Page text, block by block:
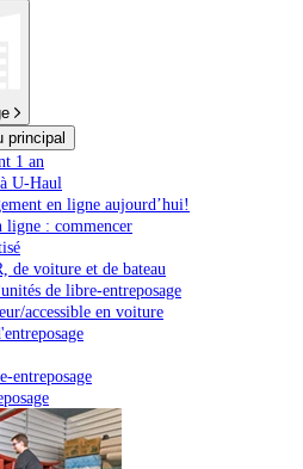
principal
1 an
U-Haul
en ligne aujourd’hui!
ligne : commencer
de voiture et de bateau
de libre-entreposage
accessible en voiture
entreposage